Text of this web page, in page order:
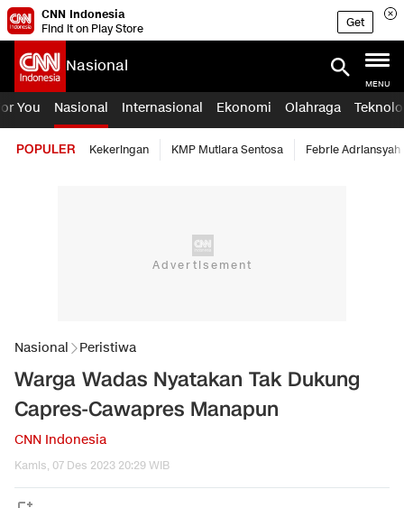
CNN Indonesia
Find it on Play Store
Get
Nasional
MENU
You Nasional Internasional Ekonomi Olahraga
POPULER Kekeringan KMP Mutiara Sentosa Febrie Adriansyah
Nasional Peristiwa
Warga Wadas Nyatakan Tak Dukung
Capres-Cawapres Manapun
CNN Indonesia
Kamis, 07 Des 2023 20:29 WIB